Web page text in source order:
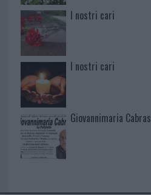
I nostri cari
I nostri cari
Giovannimaria Cabras